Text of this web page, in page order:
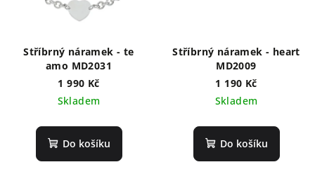
Stříbrný náramek - te
amo MD2031
1 990 Kč
Skladem
Do košíku
Stříbrný náramek - heart
MD2009
1 190 Kč
Skladem
Do košíku